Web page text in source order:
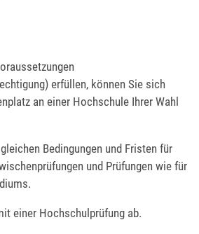
erfüllen, können Sie sich
an einer Hochschule Ihrer Wahl
Bedingungen und Fristen für
und Prüfungen wie für
einer Hochschulprüfung ab.